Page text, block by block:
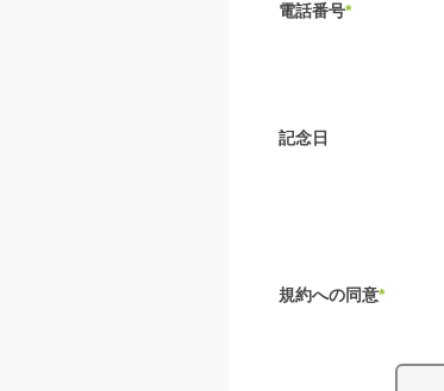
電話番号*
記念日
規約への同意*